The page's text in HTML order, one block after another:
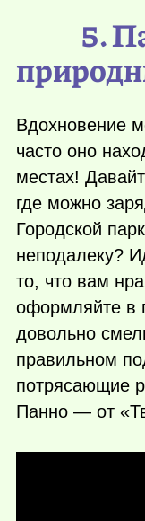
5.
Вдохновение
часто оно
местах!
где можно
Городской
неподалеку?
то, что вам
оформляйте в
довольно
правильном
потрясающие
Панно — от